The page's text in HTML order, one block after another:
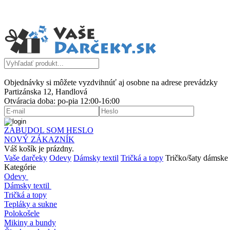
Objednávky si môžete vyzdvihnúť aj osobne na adrese prevádzky
Partizánska 12, Handlová
Otváracia doba: po-pia 12:00-16:00
ZABUDOL SOM HESLO
NOVÝ ZÁKAZNÍK
Váš košík je prázdny.
Vaše darčeky Odevy Dámsky textil Tričká a topy Tričko/šaty
Kategórie
Odevy
Dámsky textil
Tričká a topy
Tepláky a sukne
Polokošele
Mikiny a bundy